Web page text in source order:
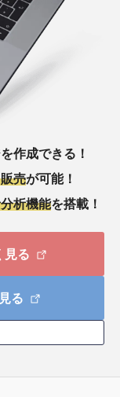
作成できる！
売が可能！
析機能を搭載！
見る
る